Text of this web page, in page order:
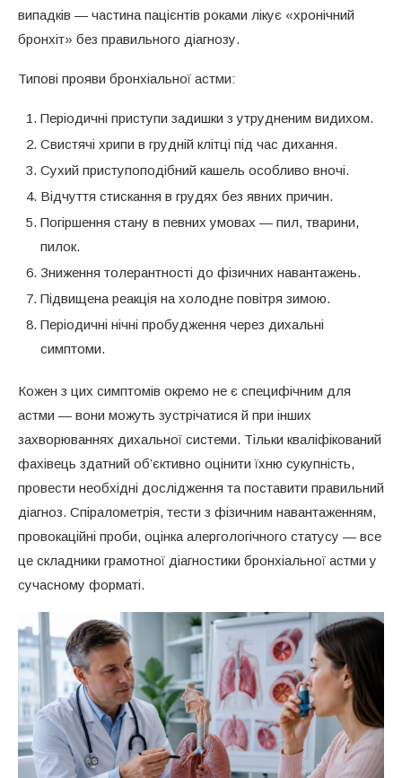
випадків — частина пацієнтів роками лікує «хронічний
бронхіт» без правильного діагнозу.
Типові прояви бронхіальної астми:
Періодичні приступи задишки з утрудненим видихом.
Свистячі хрипи в грудній клітці під час дихання.
Сухий приступоподібний кашель особливо вночі.
Відчуття стискання в грудях без явних причин.
Погіршення стану в певних умовах — пил, тварини,
пилок.
Зниження толерантності до фізичних навантажень.
Підвищена реакція на холодне повітря зимою.
Періодичні нічні пробудження через дихальні
симптоми.
Кожен з цих симптомів окремо не є специфічним для
астми — вони можуть зустрічатися й при інших
захворюваннях дихальної системи. Тільки кваліфікований
фахівець здатний об’єктивно оцінити їхню сукупність,
провести необхідні дослідження та поставити правильний
діагноз. Спіралометрія, тести з фізичним навантаженням,
провокаційні проби, оцінка алергологічного статусу — все
це складники грамотної діагностики бронхіальної астми у
сучасному форматі.